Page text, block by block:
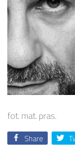
fot. mat. pras.
Share